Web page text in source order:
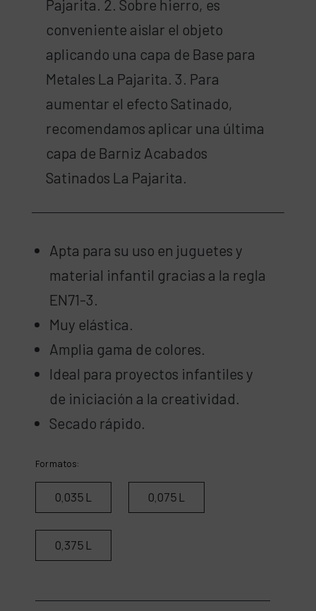
Pajarita. 2. Sobre hierro, es
conveniente aislar el objeto
aplicando una capa de Base para
Metales La Pajarita. 3. Para
aumentar el efecto Satinado,
recomendamos aplicar una última
capa de Barniz Acabados
Satinados La Pajarita.
Apta para su uso en juguetes y
material infantil gracias a la regla
EN71-3.
Muy elástica.
Amplia gama de colores.
Ideal para proyectos infantiles y
de iniciación a la creatividad.
Secado rápido.
Formatos:
0,035 L 0,075 L
0,375 L